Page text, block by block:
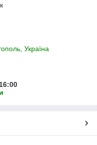
Україна